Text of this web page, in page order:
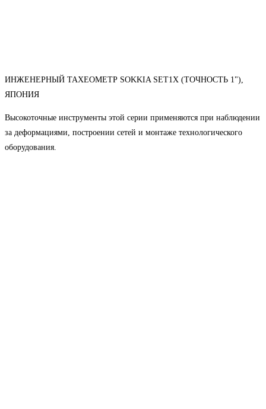
ИНЖЕНЕРНЫЙ ТАХЕОМЕТР SOKKIA SET1X (ТОЧНОСТЬ 1"),
ЯПОНИЯ
Высокоточные инструменты этой серии применяются при наблюдении
за деформациями, построении сетей и монтаже технологического
оборудования.